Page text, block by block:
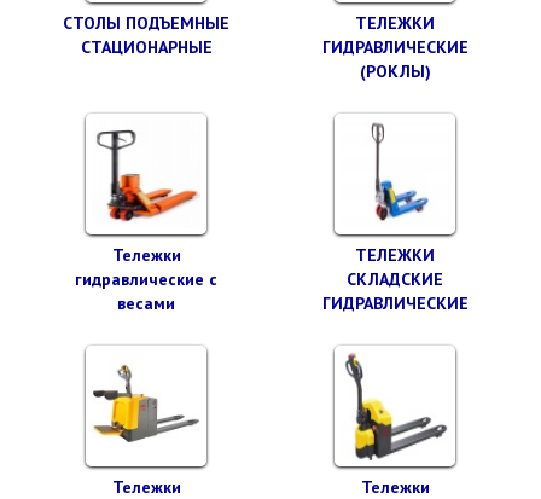
СТОЛЫ ПОДЪЕМНЫЕ
СТАЦИОНАРНЫЕ
ТЕЛЕЖКИ
ГИДРАВЛИЧЕСКИЕ
(РОКЛЫ)
Тележки
гидравлические с
весами
ТЕЛЕЖКИ
СКЛАДСКИЕ
ГИДРАВЛИЧЕСКИЕ
Тележки
Тележки